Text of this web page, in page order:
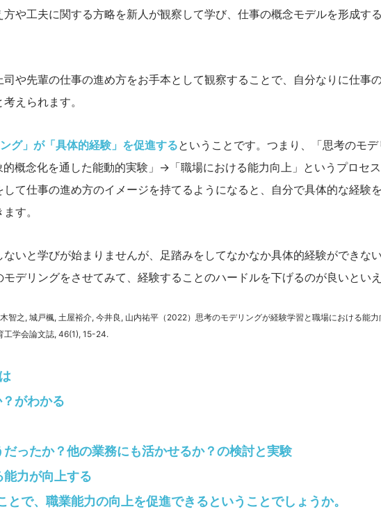
や工夫に関する方略を新人が観察して学び、仕事の概念モデルを形成す
や先輩の仕事の進め方をお手本として観察することで、自分なりに仕事
えられます。
ング」が「具体的経験」を促進するということです。つまり、「思考のモ
概念化を通した能動的実験」→「職場における能力向上」というプロセ
て仕事の進め方のイメージを持てるようになると、自分で具体的な経験
す。
いと学びが始まりませんが、足踏みをしてなかなか具体的経験ができな
デリングをさせてみて、経験することのハードルを下げるのが良いといえ
智之, 城戸楓, 土屋裕介, 今井良, 山内祐平（2022）思考のモデリングが経験学習と職場における能
工学会論文誌, 46(1), 15-24.
？がわかる
だったか？他の業務にも活かせるか？の検討と実験
能力が向上する
とで、職業能力の向上を促進できるということでしょうか。